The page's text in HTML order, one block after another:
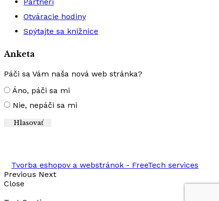
Otváracie hodiny
Spýtajte sa knižnice
Anketa
Páči sa Vám naša nová web stránka?
Áno, páči sa mi
Nie, nepáči sa mi
Tvorba eshopov a webstránok - FreeTech services
Previous Next
Close